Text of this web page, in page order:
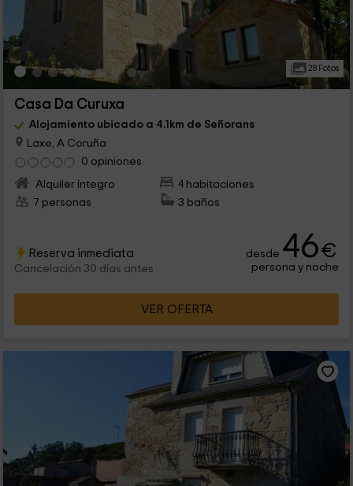
28 Fotos
Casa Da Curuxa
Alojamiento ubicado a 4.1km de Señorans
Laxe, A Coruña
0 opiniones
Alquiler íntegro
4 habitaciones
7 personas
3 baños
Reserva inmediata
Cancelación 30 días antes
desde 46€
persona y noche
VER OFERTA